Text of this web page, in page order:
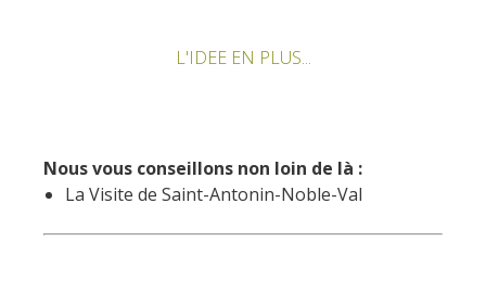
L'IDEE EN PLUS...
Nous vous conseillons non loin de là :
La Visite de Saint-Antonin-Noble-Val